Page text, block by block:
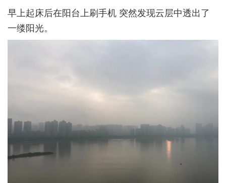
早上起床后在阳台上刷手机 突然发现云层中透出了
一缕阳光。